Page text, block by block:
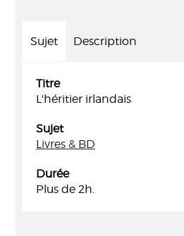
Sujet Description
Titre
L'héritier irlandais
Sujet
Livres & BD
Durée
Plus de 2h.